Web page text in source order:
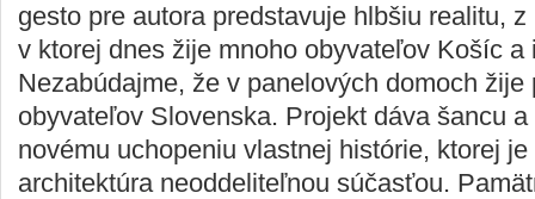
gesto pre autora predstavuje hlbšiu realitu,
v ktorej dnes žije mnoho obyvateľov Košíc a
Nezabúdajme, že v panelových domoch žije
obyvateľov Slovenska. Projekt dáva šancu
novému uchopeniu vlastnej histórie, ktorej
architektúra neoddeliteľnou súčasťou.